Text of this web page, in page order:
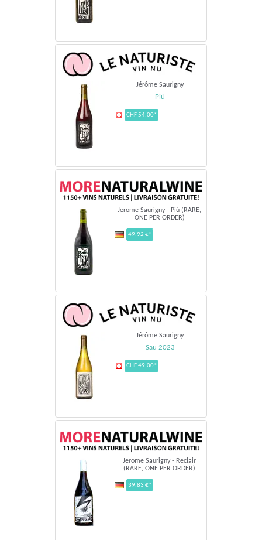
Jérôme Saurigny
Più
CHF 54.00*
Jerome Saurigny - Piú (RARE,
ONE PER ORDER)
49.92 €*
Jérôme Saurigny
Sau 2023
CHF 49.00*
Jerome Saurigny - Reclair
(RARE, ONE PER ORDER)
39.83 €*